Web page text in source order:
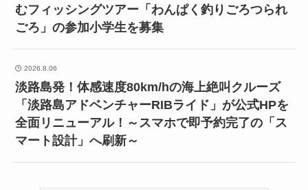
むフィッシングツアー「わんぱく釣りごろつられ
ごろ」の参加小学生を募集
2026.8.06
淡路島発！体感速度80km/hの海上絶叫クルーズ
「淡路島アドベンチャーRIBライド」が公式HPを
全面リニューアル！～スマホで即予約完了の「ス
マート設計」へ刷新～